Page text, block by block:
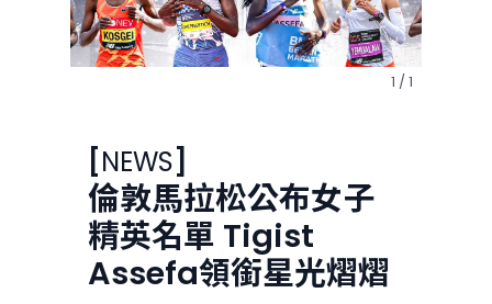
1 / 1
[NEWS]
倫敦馬拉松公布女子
精英名單 Tigist
Assefa領銜星光熠熠